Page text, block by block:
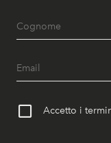
Accetto i